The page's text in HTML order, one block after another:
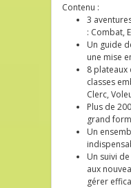
Contenu :
3
: Combat,
Un guide
une mise
8
classes
Clerc,
Plus de
grand
Un
Un suivi
aux
gérer